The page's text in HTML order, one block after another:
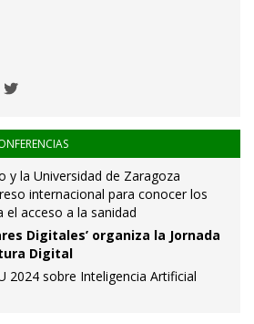
y la Universidad de Zaragoza
internacional para conocer los
acceso a la sanidad
Digitales’ organiza la Jornada
Digital
2024 sobre Inteligencia Artificial